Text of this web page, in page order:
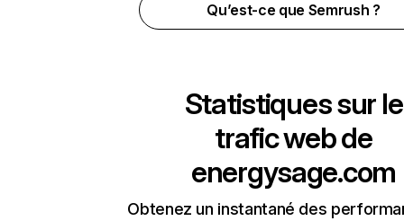
Qu’est-ce que Semrush ?
Statistiques sur le
trafic web de
energysage.com
Obtenez un instantané des